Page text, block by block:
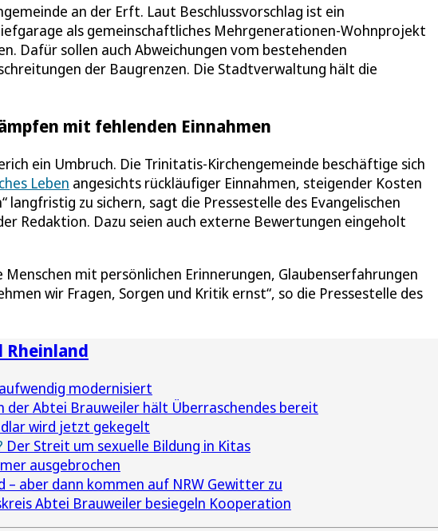
an der Erft. Laut Beschlussvorschlag ist ein
als gemeinschaftliches Mehrgenerationen-Wohnprojekt
Dafür sollen auch Abweichungen vom bestehenden
der Baugrenzen. Die Stadtverwaltung hält die
mit fehlenden Einnahmen
ein Umbruch. Die Trinitatis-Kirchengemeinde beschäftige sich
Leben angesichts rückläufiger Einnahmen, steigender Kosten
zu sichern, sagt die Pressestelle des Evangelischen
Redaktion. Dazu seien auch externe Bewertungen eingeholt
mit persönlichen Erinnerungen, Glaubenserfahrungen
wir Fragen, Sorgen und Kritik ernst“, so die Pressestelle des
Rheinland
modernisiert
der Abtei Brauweiler hält Überraschendes bereit
wird jetzt gekegelt
Der Streit um sexuelle Bildung in Kitas
ausgebrochen
– aber dann kommen auf NRW Gewitter zu
Abtei Brauweiler besiegeln Kooperation